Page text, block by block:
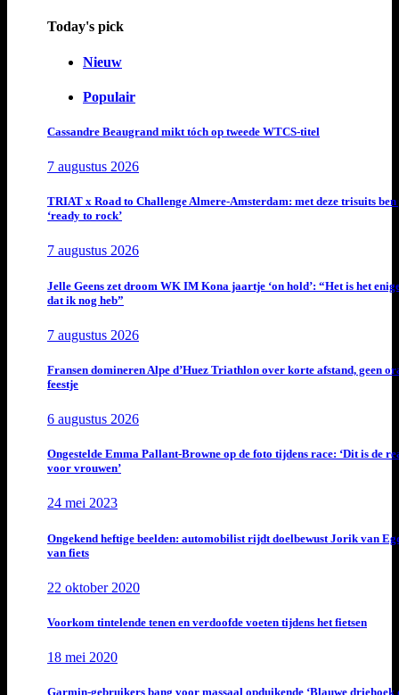
Today's pick
Nieuw
Populair
Cassandre Beaugrand mikt tóch op tweede WTCS-titel
7 augustus 2026
TRIAT x Road to Challenge Almere-Amsterdam: met deze trisuits ben
‘ready to rock’
7 augustus 2026
Jelle Geens zet droom WK IM Kona jaartje ‘on hold’: “Het is het
dat ik nog heb”
7 augustus 2026
Fransen domineren Alpe d’Huez Triathlon over korte afstand, geen
feestje
6 augustus 2026
Ongestelde Emma Pallant-Browne op de foto tijdens race: ‘Dit is de
voor vrouwen’
24 mei 2023
Ongekend heftige beelden: automobilist rijdt doelbewust Jorik van
van fiets
22 oktober 2020
Voorkom tintelende tenen en verdoofde voeten tijdens het fietsen
18 mei 2020
Garmin-gebruikers bang voor massaal opduikende ‘Blauwe driehoek